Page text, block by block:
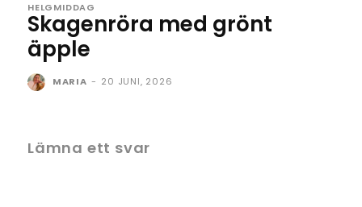
HELGMIDDAG
Skagenröra med grönt
äpple
MARIA - 20 JUNI, 2026
Lämna ett svar